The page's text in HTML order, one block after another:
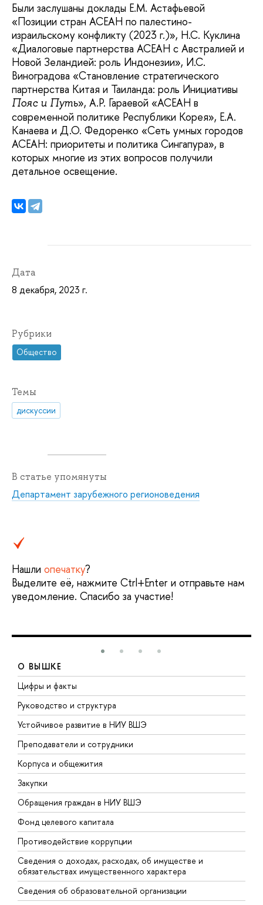
Были заслушаны доклады Е.М. Астафьевой
«Позиции стран АСЕАН по палестино-
израильскому конфликту (2023 г.)», Н.С. Куклина
«Диалоговые партнерства АСЕАН с Австралией и
Новой Зеландией: роль Индонезии», И.С.
Виноградова «Cтановление стратегического
партнерства Китая и Таиланда: роль Инициативы
Пояс и Путь», А.Р. Гараевой «АСЕАН в
современной политике Республики Корея», Е.А.
Канаева и Д.О. Федоренко «Сеть умных городов
АСЕАН: приоритеты и политика Сингапура», в
которых многие из этих вопросов получили
детальное освещение.
Дата
8 декабря, 2023 г.
Рубрики
Общество
Темы
дискуссии
В статье упомянуты
Департамент зарубежного регионоведения
Нашли опечатку?
Выделите её, нажмите Ctrl+Enter и отправьте нам
уведомление. Спасибо за участие!
О ВЫШКЕ
Цифры и факты
Руководство и структура
Устойчивое развитие в НИУ ВШЭ
Преподаватели и сотрудники
Корпуса и общежития
Закупки
Обращения граждан в НИУ ВШЭ
Фонд целевого капитала
Противодействие коррупции
Сведения о доходах, расходах, об имуществе и
обязательствах имущественного характера
Сведения об образовательной организации